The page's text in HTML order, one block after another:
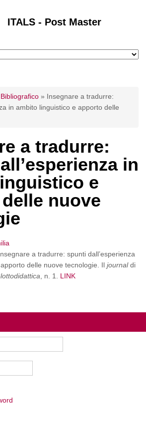
ITALS - Post Master
» Insegnare a tradurre:
in ambito linguistico e apporto delle
a tradurre:
in
e
nuove
a tradurre: spunti dall’esperienza
delle nuove tecnologie. Il journaldi
, n. 1. LINK